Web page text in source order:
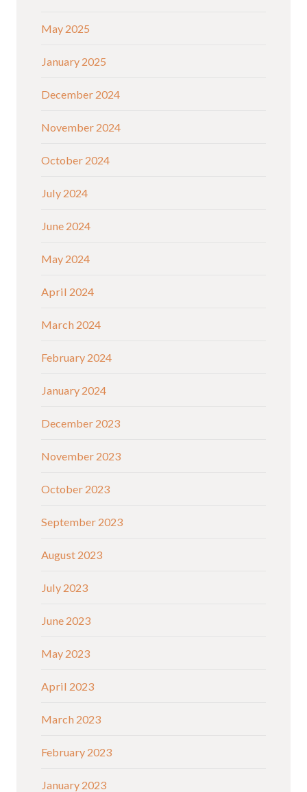
May 2025
January 2025
December 2024
November 2024
October 2024
July 2024
June 2024
May 2024
April 2024
March 2024
February 2024
January 2024
December 2023
November 2023
October 2023
September 2023
August 2023
July 2023
June 2023
May 2023
April 2023
March 2023
February 2023
January 2023